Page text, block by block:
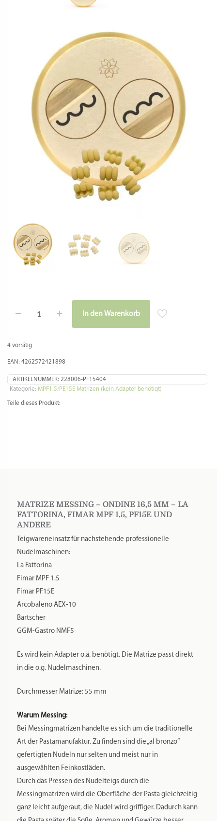
4 vorrätig
Messing
16,5
für
Fattorina,
Fimar
1.5,
In den Warenkorb
EAN: 4262572421898
ARTIKELNUMMER: 228006-PF15404
Kategorie: MPF1.5/PE15E Matrizen (kein Adapter benötigt)
Teile dieses Produkt:
MATRIZE MESSING – ONDINE 16,5 MM – LA
FATTORINA, FIMAR MPF 1.5, PF15E UND
ANDERE
Teigwareneinsatz für nachstehende professionelle
Nudelmaschinen:
La Fattorina
Fimar MPF 1.5
Fimar PF15E
Arcobaleno AEX-10
Bartscher
GGM-Gastro NMF5
Es wird kein Adapter o.ä. benötigt. Die Matrize passt direkt
in die o.g. Nudelmaschinen.
Durchmesser Matrize: 55 mm
Warum Messing:
Bei Messingmatrizen handelte es sich um die traditionelle
Art der Pastamanufaktur. Zu finden sind die „al bronzo“
gefertigten Nudeln nur selten und meist nur in
ausgewählten Feinkostläden.
Durch das Pressen des Nudelteigs durch die
Messingmatrizen wird die Oberfläche der Pasta gleichzeitig
ganz leicht aufgeraut, die Nudel wird griffiger. Dadurch kann